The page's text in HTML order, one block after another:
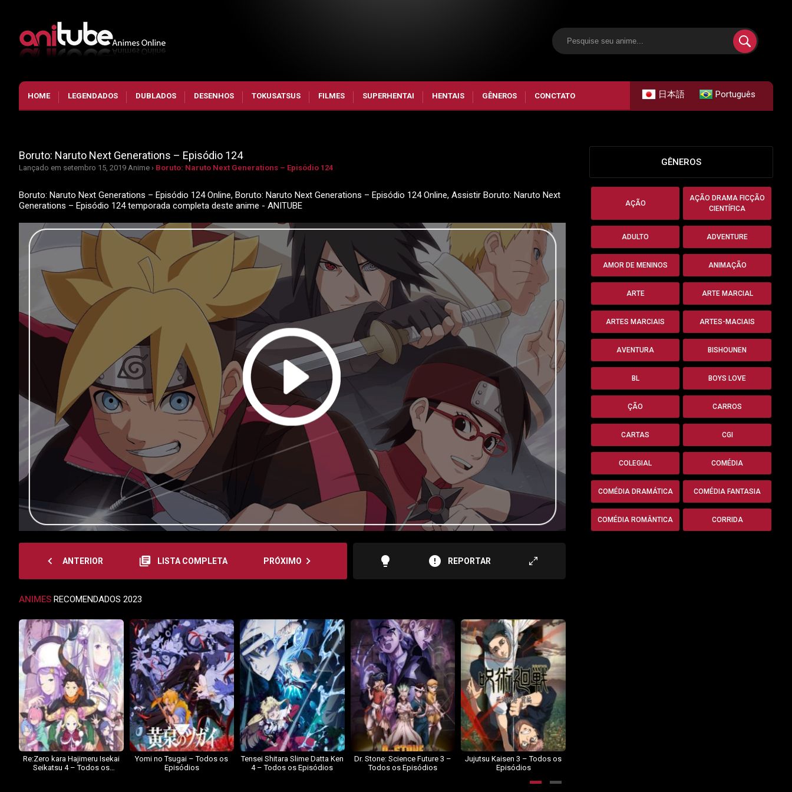
HOME LEGENDADOS DUBLADOS DESENHOS TOKUSATSUS FILMES SUPERHENTAI HENTAIS GÊNEROS CONCTATO 日本語 Português
Boruto: Naruto Next Generations – Episódio 124
Lançado em setembro 15, 2019 Anime › Boruto: Naruto Next Generations – Episódio 124
Boruto: Naruto Next Generations – Episódio 124 Online, Boruto: Naruto Next Generations – Episódio 124 Online, Assistir Boruto: Naruto Next
Generations – Episódio 124 temporada completa deste anime - ANITUBE
navigate_before ANTERIOR library_books LISTA COMPLETA PRÓXIMO navigate_next lightbulb error REPORTAR
ANIMES RECOMENDADOS 2023
Re:Zero kara Hajimeru Isekai
Seikatsu 4 – Todos os
Yomi no Tsugai – Todos os
Episódios
Tensei Shitara Slime Datta Ken
4 – Todos os Episódios
Dr. Stone: Science Future 3 –
Todos os Episódios
Jujutsu Kaisen 3 – Todos os
Episódios
GÊNEROS
AÇÃO
AÇÃO DRAMA FICÇÃO
CIENTÍFICA
ADULTO ADVENTURE
AMOR DE MENINOS ANIMAÇÃO
ARTE ARTE MARCIAL
ARTES MARCIAIS ARTES-MACIAIS
AVENTURA BISHOUNEN
BL BOYS LOVE
ÇÃO CARROS
CARTAS CGI
COLEGIAL COMÉDIA
COMÉDIA DRAMÁTICA COMÉDIA FANTASIA
COMÉDIA ROMÂNTICA CORRIDA